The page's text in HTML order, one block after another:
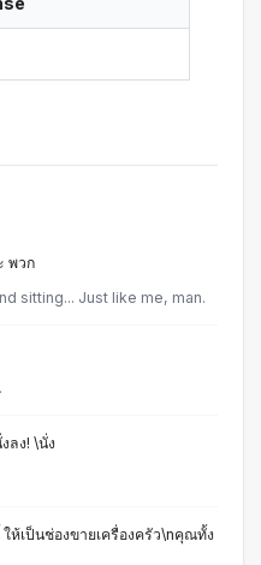
พวก
sitting... Just like me, man.
ลง! \นั่ง
ห้เป็นช่องขายเครื่องครัว\nคุณทั้ง